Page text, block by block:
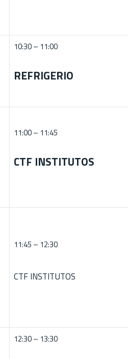
10:30 – 11:00
REFRIGERIO
11:00 – 11:45
CTF INSTITUTOS
11:45 – 12:30
CTF INSTITUTOS
12:30 – 13:30